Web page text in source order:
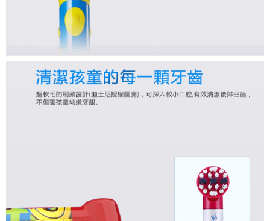
易，需依本服務之必要範圍內提供個人資料，並將交易相關給付款項請求債
權轉讓予恩沛科技股份有限公司。
２．關於個人資料處理事宜，請瀏覽以下網址：
https://aftee.tw/terms/#terms3
３．未成年的使用者請事先徵得法定代理人或監護人之同意方可使用
「AFTEE先享後付」，若未經同意申辦者引起之損失，本公司不負相關責
４．使用「AFTEE先享後付」時，將依據個別帳號之用戶狀況，依本公司即
時審查核予不同之上限額度；若仍有額度不足之情形，本公司將視審查結果
請求用戶進行身份認證。
每筆NT$150，滿NT$890(含以上)免運費